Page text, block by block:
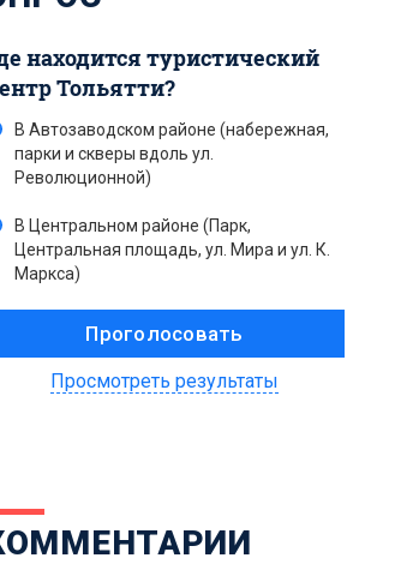
находится туристический
Тольятти?
В Автозаводском районе (набережная,
парки и скверы вдоль ул.
Революционной)
В Центральном районе (Парк,
Центральная площадь, ул. Мира и ул. К.
Маркса)
Просмотреть результаты